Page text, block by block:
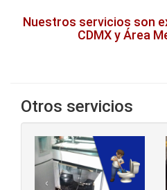
Nuestros servicios son
CDMX y Área
Otros servicios
‹